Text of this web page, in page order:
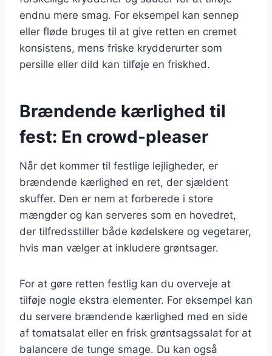
endnu mere smag. For eksempel kan sennep
eller fløde bruges til at give retten en cremet
konsistens, mens friske krydderurter som
persille eller dild kan tilføje en friskhed.
Brændende kærlighed til
fest: En crowd-pleaser
Når det kommer til festlige lejligheder, er
brændende kærlighed en ret, der sjældent
skuffer. Den er nem at forberede i store
mængder og kan serveres som en hovedret,
der tilfredsstiller både kødelskere og vegetarer,
hvis man vælger at inkludere grøntsager.
For at gøre retten festlig kan du overveje at
tilføje nogle ekstra elementer. For eksempel kan
du servere brændende kærlighed med en side
af tomatsalat eller en frisk grøntsagssalat for at
balancere de tunge smage. Du kan også